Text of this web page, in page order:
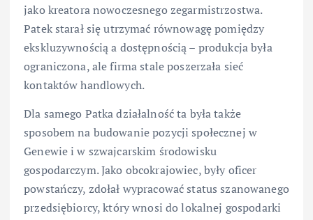
jako kreatora nowoczesnego zegarmistrzostwa.
Patek starał się utrzymać równowagę pomiędzy
ekskluzywnością a dostępnością – produkcja była
ograniczona, ale firma stale poszerzała sieć
kontaktów handlowych.
Dla samego Patka działalność ta była także
sposobem na budowanie pozycji społecznej w
Genewie i w szwajcarskim środowisku
gospodarczym. Jako obcokrajowiec, były oficer
powstańczy, zdołał wypracować status szanowanego
przedsiębiorcy, który wnosi do lokalnej gospodarki